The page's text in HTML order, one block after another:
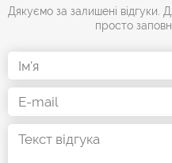
Дякуємо за залишені відгуки.
просто